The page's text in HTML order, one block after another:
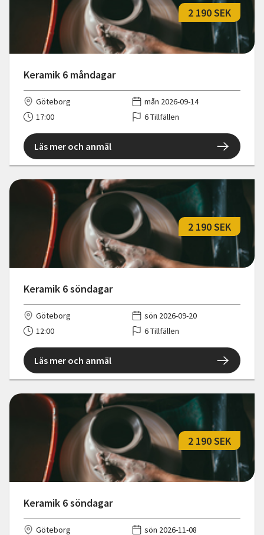
Keramik 6 måndagar
2 190 SEK
Göteborg
mån 2026-09-14
17:00
6 Tillfällen
Läs mer och anmäl
Keramik 6 söndagar
2 190 SEK
Göteborg
sön 2026-09-20
12:00
6 Tillfällen
Läs mer och anmäl
Keramik 6 söndagar
2 190 SEK
Göteborg sön 2026-11-08